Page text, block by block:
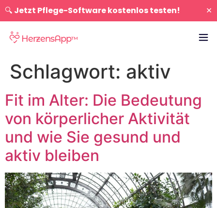
🔍 Jetzt Pflege-Software kostenlos testen! ×
HerzensApp™
Schlagwort: aktiv
Fit im Alter: Die Bedeutung
von körperlicher Aktivität
und wie Sie gesund und
aktiv bleiben